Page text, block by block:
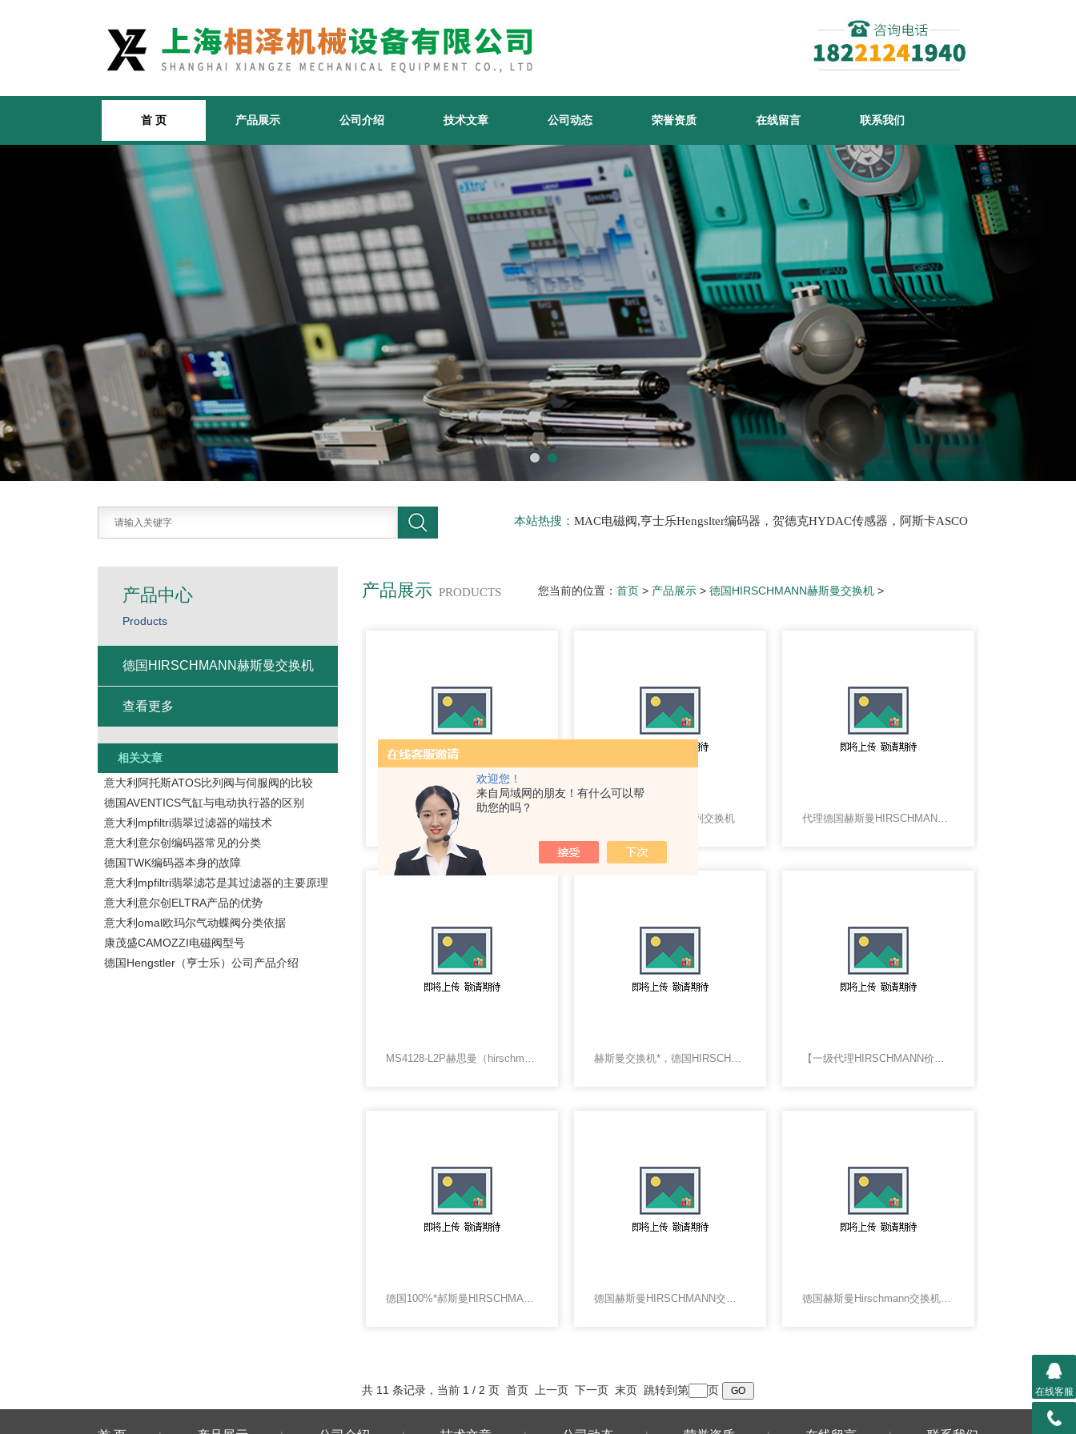
欢迎您！
来自局域网的朋友！有什么可以帮
助您的吗？
首 页 产品展示 公司介绍 技术文章 公司动态 荣誉资质 在线留言 联系我们
本站热搜： MAC电磁阀,亨士乐Hengslter编码器，贺德克HYDAC传感器，阿斯卡ASCO
产品展示 PRODUCTS 您当前的位置： 首页 > 产品展示 > 德国HIRSCHMANN赫斯曼交换机 >
德国赫斯曼RS20系列交换机 代理德国赫斯曼HIRSCHMANN交换机
MS4128-L2P赫思曼（hirschmann）交换机 赫斯曼交换机*，德国HIRSCHMANN上海一级代理 【一级代理HIRSCHMANN价交换机】 RS20-2400
德国100%*郝斯曼HIRSCHMANNA交换机 德国赫斯曼HIRSCHMANN交换机，赫斯曼交换机 德国赫斯曼Hirschmann交换机上海代理
共 11 条记录，当前 1 / 2 页 首页 上一页 下一页 末页 跳转到第 页
产品中心
Products
德国HIRSCHMANN赫斯曼交换机
查看更多
相关文章
意大利阿托斯ATOS比列阀与伺服阀的比较
德国AVENTICS气缸与电动执行器的区别
意大利mpfiltri翡翠过滤器的端技术
意大利意尔创编码器常见的分类
德国TWK编码器本身的故障
意大利mpfiltri翡翠滤芯是其过滤器的主要原理
意大利意尔创ELTRA产品的优势
意大利omal欧玛尔气动蝶阀分类依据
康茂盛CAMOZZI电磁阀型号
德国Hengstler（亨士乐）公司产品介绍
在线客服